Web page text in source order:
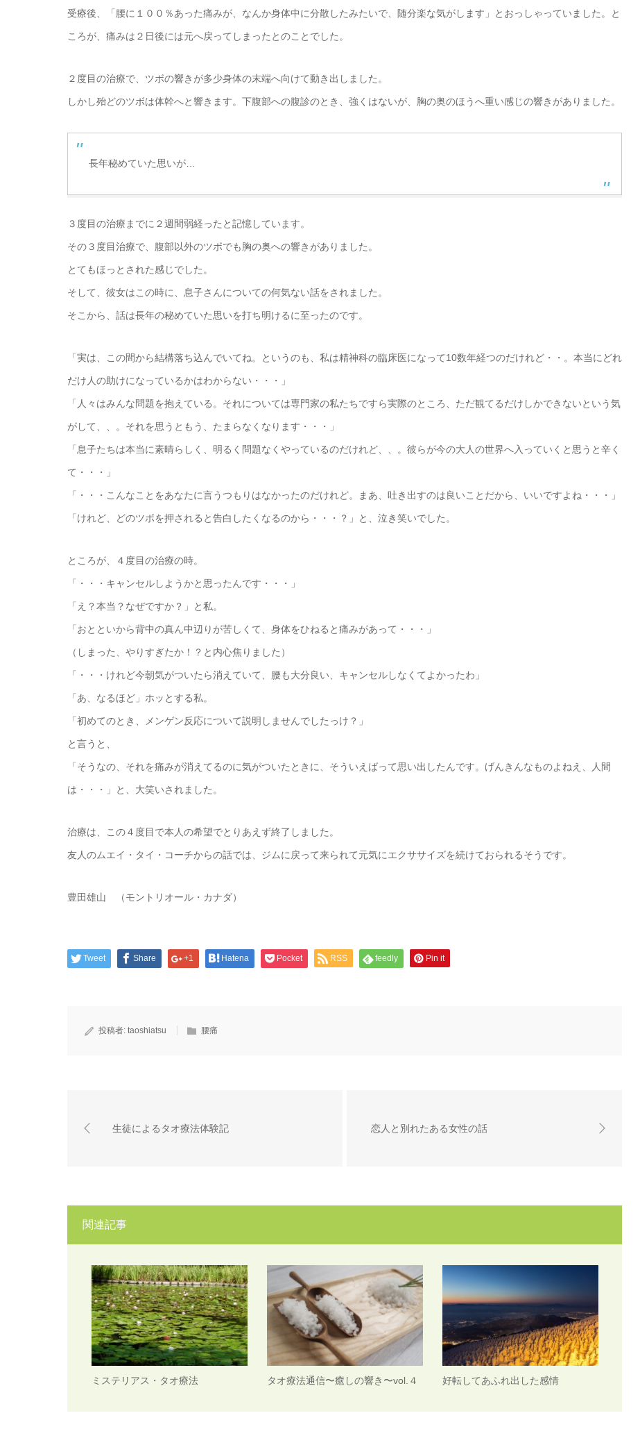
受療後、「腰に１００％あった痛みが、なんか身体中に分散したみたいで、随分楽な気がします」とおっしゃっていました。と
ころが、痛みは２日後には元へ戻ってしまったとのことでした。
２度目の治療で、ツボの響きが多少身体の末端へ向けて動き出しました。
しかし殆どのツボは体幹へと響きます。下腹部への腹診のとき、強くはないが、胸の奥のほうへ重い感じの響きがありました。
長年秘めていた思いが…
３度目の治療までに２週間弱経ったと記憶しています。
その３度目治療で、腹部以外のツボでも胸の奥への響きがありました。
とてもほっとされた感じでした。
そして、彼女はこの時に、息子さんについての何気ない話をされました。
そこから、話は長年の秘めていた思いを打ち明けるに至ったのです。
「実は、この間から結構落ち込んでいてね。というのも、私は精神科の臨床医になって10数年経つのだけれど・・。本当にどれ
だけ人の助けになっているかはわからない・・・」
「人々はみんな問題を抱えている。それについては専門家の私たちですら実際のところ、ただ観てるだけしかできないという気
がして、、。それを思うともう、たまらなくなります・・・」
「息子たちは本当に素晴らしく、明るく問題なくやっているのだけれど、、。彼らが今の大人の世界へ入っていくと思うと辛く
て・・・」
「・・・こんなことをあなたに言うつもりはなかったのだけれど。まあ、吐き出すのは良いことだから、いいですよね・・・」
「けれど、どのツボを押されると告白したくなるのから・・・？」と、泣き笑いでした。
ところが、４度目の治療の時。
「・・・キャンセルしようかと思ったんです・・・」
「え？本当？なぜですか？」と私。
「おとといから背中の真ん中辺りが苦しくて、身体をひねると痛みがあって・・・」
（しまった、やりすぎたか！？と内心焦りました）
「・・・けれど今朝気がついたら消えていて、腰も大分良い、キャンセルしなくてよかったわ」
「あ、なるほど」ホッとする私。
「初めてのとき、メンゲン反応について説明しませんでしたっけ？」
と言うと、
「そうなの、それを痛みが消えてるのに気がついたときに、そういえばって思い出したんです。げんきんなものよねえ、人間
は・・・」と、大笑いされました。
治療は、この４度目で本人の希望でとりあえず終了しました。
友人のムエイ・タイ・コーチからの話では、ジムに戻って来られて元気にエクササイズを続けておられるそうです。
豊田雄山 （モントリオール・カナダ）
Tweet Share +1 Hatena Pocket RSS feedly Pin it
投稿者: taoshiatsu 腰痛
生徒によるタオ療法体験記 恋人と別れたある女性の話
関連記事
ミステリアス・タオ療法 タオ療法通信〜癒しの響き〜vol.４ 好転してあふれ出した感情